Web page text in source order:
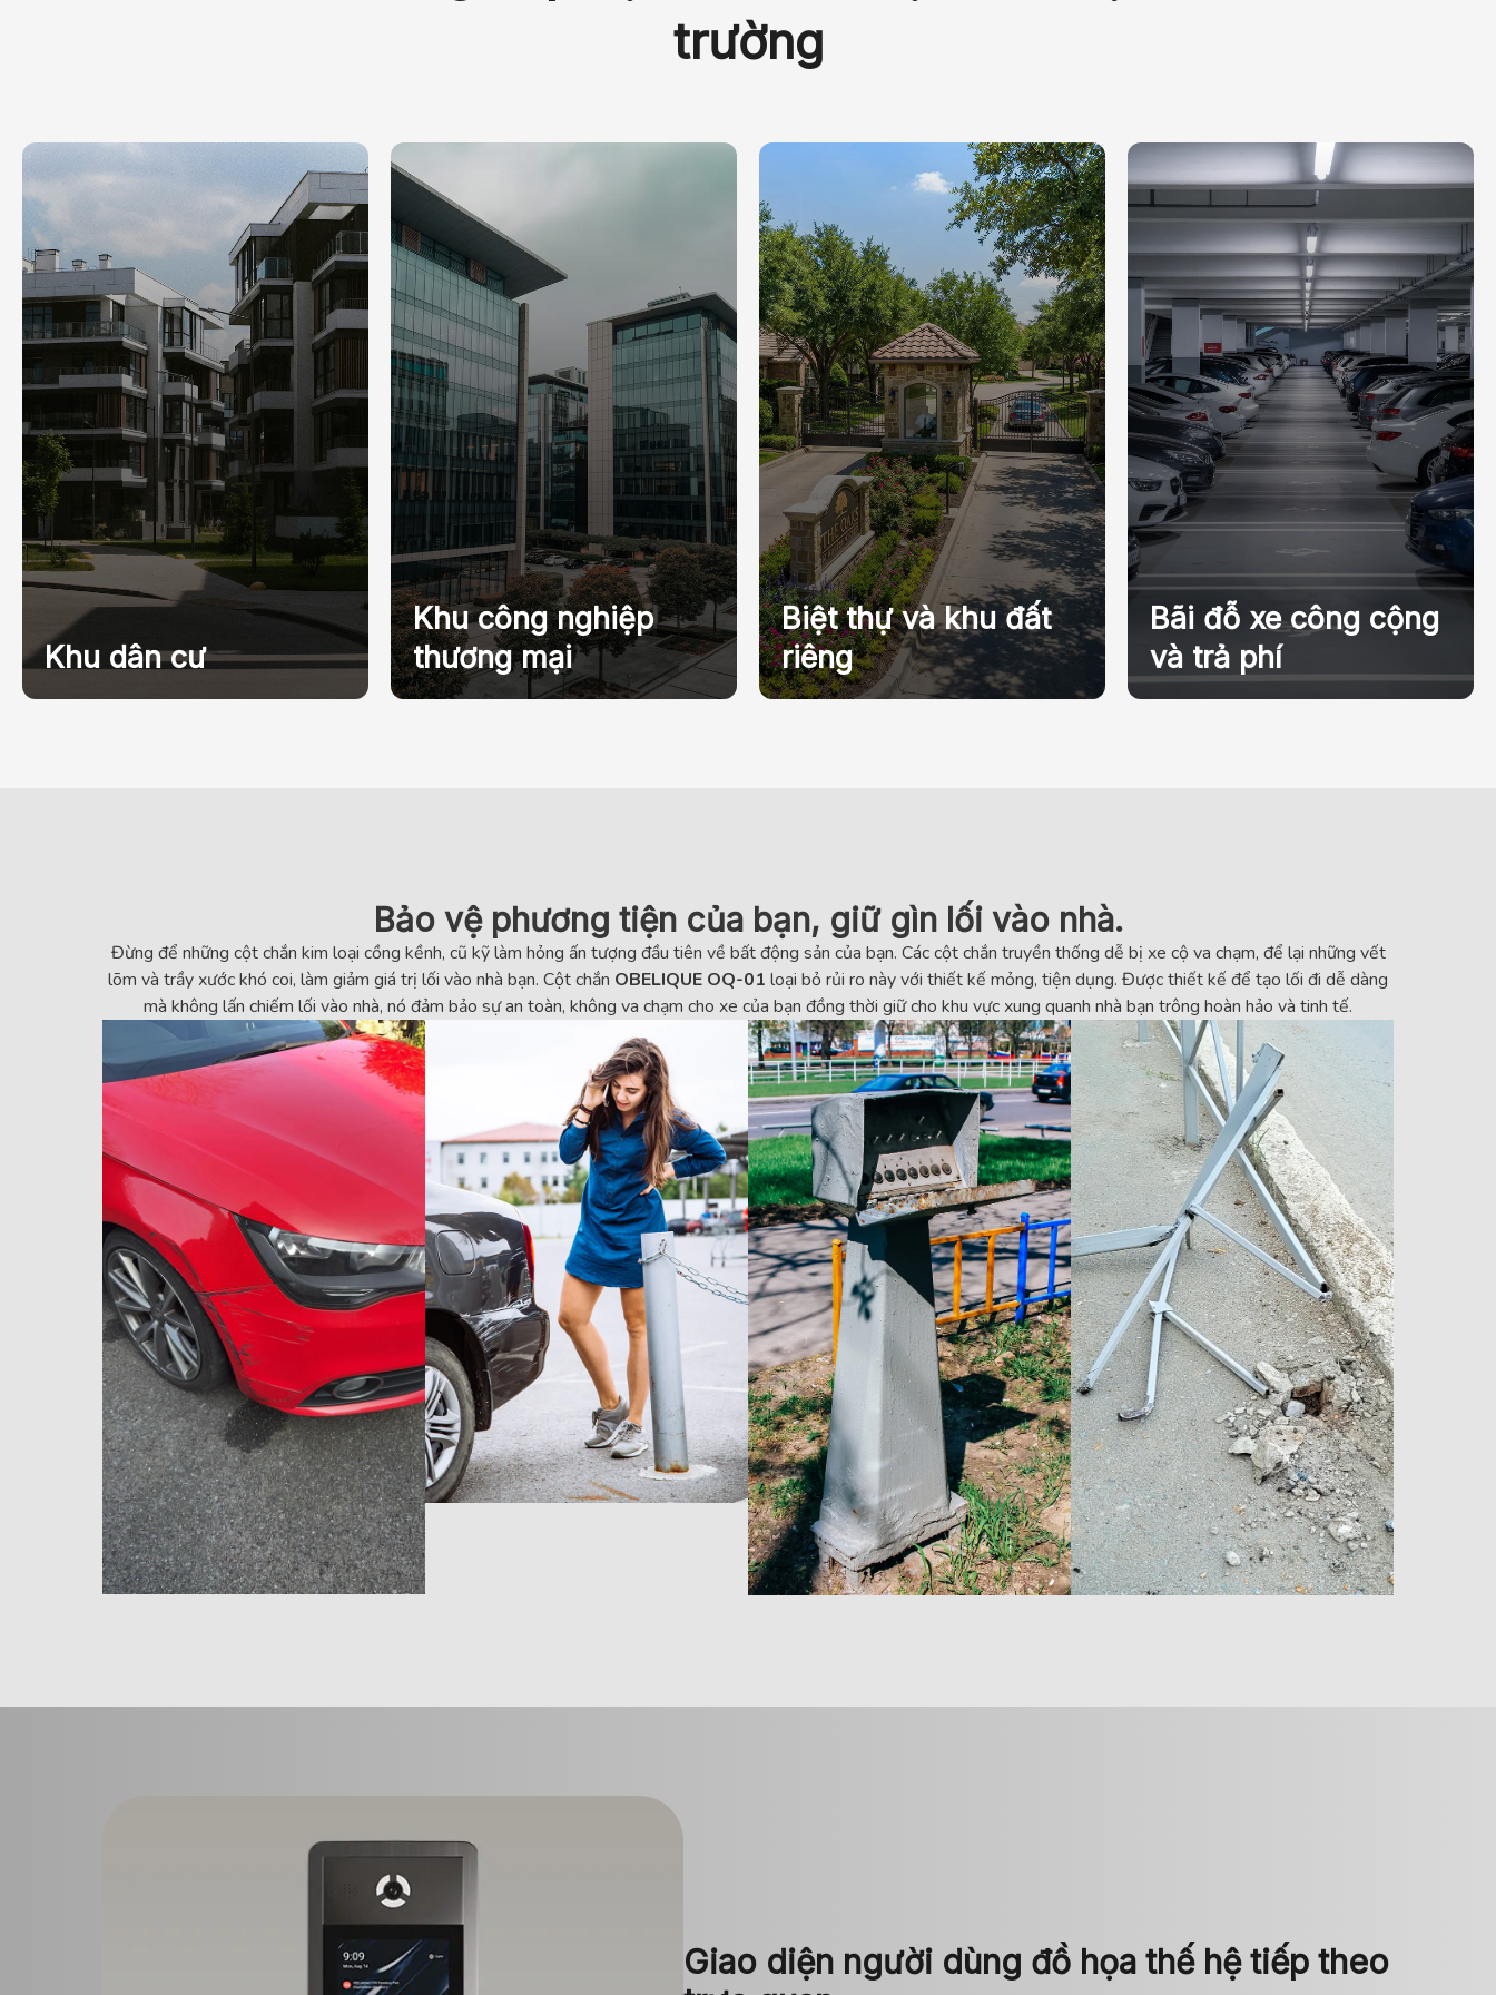
trường
Khu dân cư
Khu công nghiệp
thương mại
Biệt thự và khu đất
riêng
Bãi đỗ xe công cộng
và trả phí
Bảo vệ phương tiện của bạn, giữ gìn lối vào nhà.
Đừng để những cột chắn kim loại cồng kềnh, cũ kỹ làm hỏng ấn tượng đầu tiên về bất động sản của bạn. Các cột chắn truyền thống dễ bị xe cộ va chạm, để lại những vết
lõm và trầy xước khó coi, làm giảm giá trị lối vào nhà bạn. Cột chắn OBELIQUE OQ-01 loại bỏ rủi ro này với thiết kế mỏng, tiện dụng. Được thiết kế để tạo lối đi dễ dàng
mà không lấn chiếm lối vào nhà, nó đảm bảo sự an toàn, không va chạm cho xe của bạn đồng thời giữ cho khu vực xung quanh nhà bạn trông hoàn hảo và tinh tế.
Giao diện người dùng đồ họa thế hệ tiếp theo